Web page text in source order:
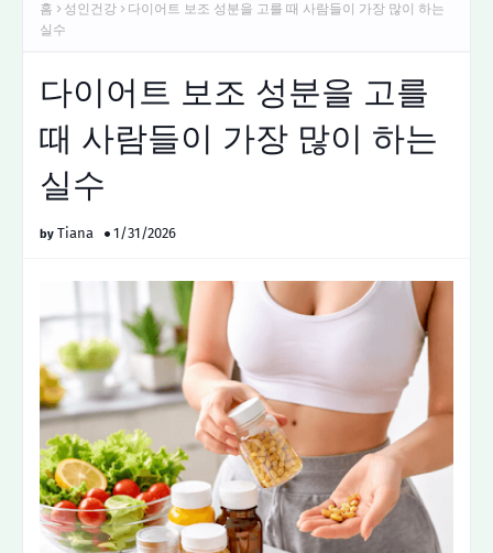
홈 성인건강
다이어트 보조 성분을 고를 때 사람들이 가장 많이 하는
실수
다이어트 보조 성분을 고를
때 사람들이 가장 많이 하는
실수
Tiana 1/31/2026